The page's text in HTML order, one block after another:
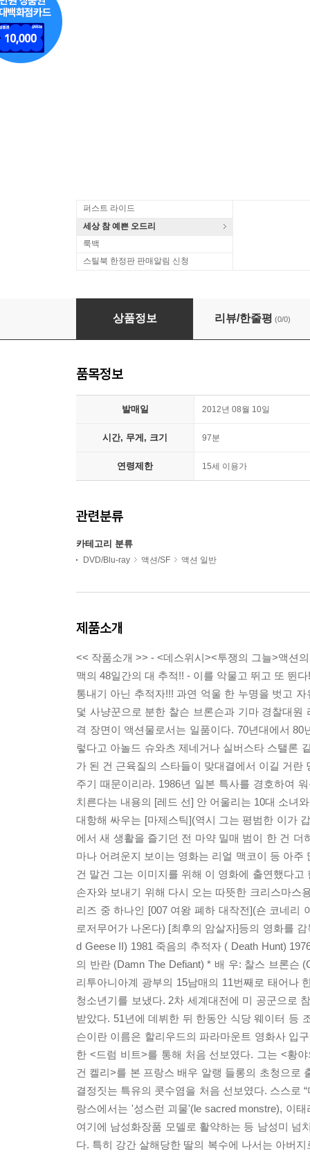
퍼스트 라이드
세상 참 예쁜 오드리
룩백
스틸북 한정판 판매알림 신청
죽음의 추적자
상품정보 리뷰/한줄평 (0/0)
품목정보
발매일 2012년 08월 10일
시간, 무게, 크기 97분
연령제한 15세 이용가
관련분류
카테고리 분류
DVD/Blu-ray 액션/SF 액션 일반
제품소개
<< 작품소개 >> - <데스위시><투쟁의 그늘>액션
맥의 48일간의 대 추적!! - 이를 악물고 뛰고 또 뛴
통내기 아닌 추적자!!! 과연 억울 한 누명을 벗고
덫 사냥꾼으로 분한 찰슨 브론슨과 기마 경찰대
격 장면이 액션물로서는 일품이다. 70년대에서
렇다고 아놀드 슈와츠 제네거나 실버스타 스탤론
가 된 건 근육질의 스타들이 맞대결에서 이길 거
주기 때문이리라. 1986년 일본 특사를 경호하여
치른다는 내용의 [레드 선] 안 어울리는 10대 소녀
대항해 싸우는 [마제스틱](역시 그는 평범한 이가
에서 새 생활을 즐기던 전 마약 밀매 범이 한 건
마나 어려운지 보이는 영화는 리얼 맥코이 등 아
건 말건 그는 이미지를 위해 이 영화에 출연했다
손자와 보내기 위해 다시 오는 따뜻한 크리스마스
리즈 중 하나인 [007 여왕 폐하 대작전](숀 코네리
로저무어가 나온다) [최후의 암살자]등의 영화를
d Geese II) 1981 죽음의 추적자 ( Death Hunt)
의 반란 (Damn The Defiant) * 배 우: 찰스 브론슨
리투아니아계 광부의 15남매의 11번째로 태어나
청소년기를 보냈다. 2차 세계대전에 미 공군으로
받았다. 51년에 데뷔한 뒤 한동안 식당 웨이터 등
슨이란 이름은 할리우드의 파라마운트 영화사 입
한 <드럼 비트>를 통해 처음 선보였다. 그는 <황
건 켈리>를 본 프랑스 배우 알랭 들롱의 초청으로
결정짓는 특유의 콧수염을 처음 선보였다. 스스로
랑스에서는 '성스런 괴물'(le sacred monstre), 이
여기에 남성화장품 모델로 활약하는 등 남성미 넘
다. 특히 강간 살해당한 딸의 복수에 나서는 아버